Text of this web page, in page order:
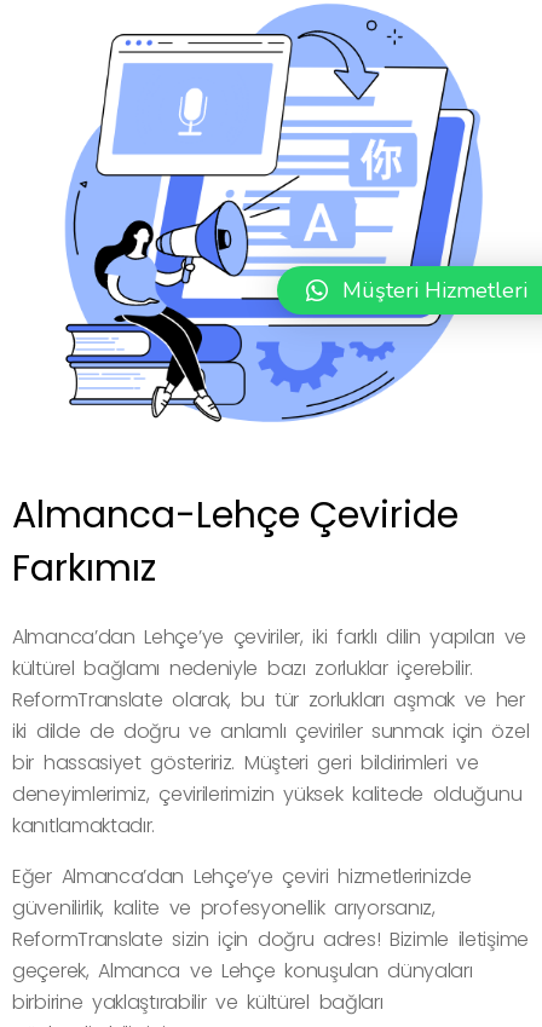
Almanca-Lehçe Çeviride
Farkımız
Almanca’dan Lehçe’ye çeviriler, iki farklı dilin yapıları ve
kültürel bağlamı nedeniyle bazı zorluklar içerebilir.
ReformTranslate olarak, bu tür zorlukları aşmak ve her
iki dilde de doğru ve anlamlı çeviriler sunmak için özel
bir hassasiyet gösteririz. Müşteri geri bildirimleri ve
deneyimlerimiz, çevirilerimizin yüksek kalitede olduğunu
kanıtlamaktadır.
Eğer Almanca’dan Lehçe’ye çeviri hizmetlerinizde
güvenilirlik, kalite ve profesyonellik arıyorsanız,
ReformTranslate sizin için doğru adres! Bizimle iletişime
geçerek, Almanca ve Lehçe konuşulan dünyaları
birbirine yaklaştırabilir ve kültürel bağları
Müşteri Hizmetleri